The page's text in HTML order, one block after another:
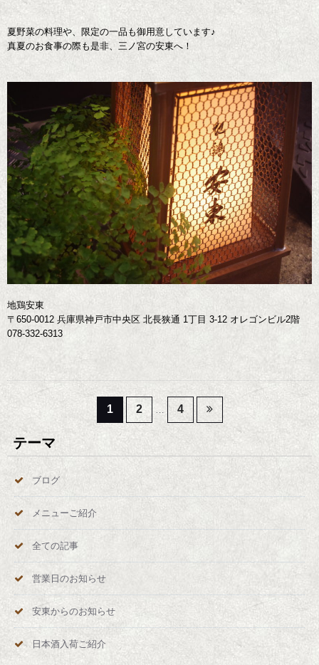
夏野菜の料理や、限定の一品も御用意しています♪
真夏のお食事の際も是非、三ノ宮の安東へ！
地鶏安東
〒650-0012 兵庫県神戸市中央区 北長狭通 1丁目 3-12 オレゴンビル2階
078-332-6313
投
稿
ペ
ー
ジ
送
り
1 2 … 4
テーマ
ブログ
メニューご紹介
全ての記事
営業日のお知らせ
安東からのお知らせ
日本酒入荷ご紹介